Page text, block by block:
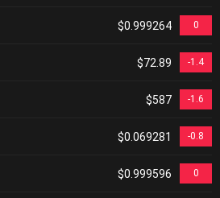
$0.999264 0
$72.89 -1.4
$587 -1.6
$0.069281 -0.8
$0.999596 0